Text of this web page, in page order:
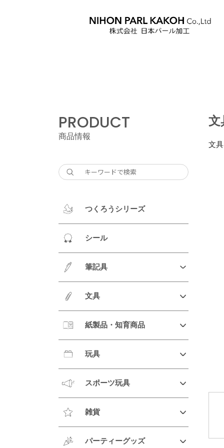
PRODUCT
商品情報
つくろうシリーズ
シール
筆記具
文具
紙製品・知育商品
玩具
スポーツ玩具
雑貨
パーティーグッズ
文
文具